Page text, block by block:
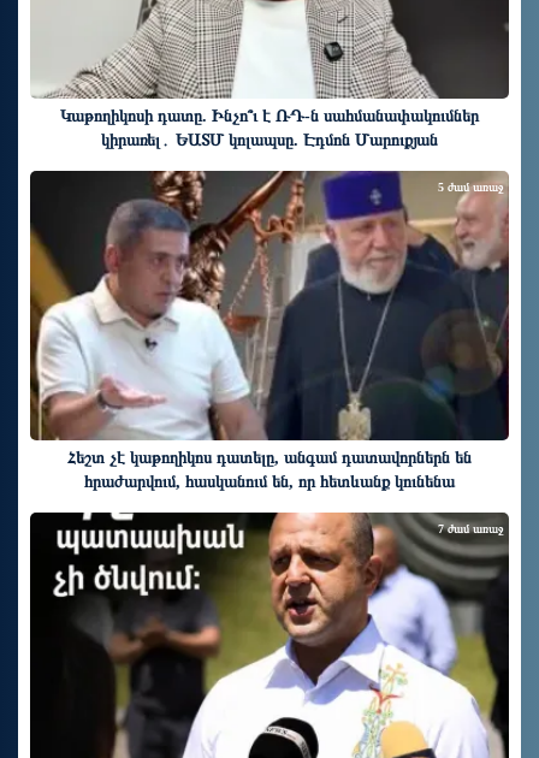
Կաթողիկոսի դատը. Ինչո՞ւ է ՌԴ-ն սահմանափակումներ
կիրառել․ ԵԱՏՄ կոլապսը. Էդմոն Մարուքյան
Հեշտ չէ կաթողիկոս դատելը, անգամ դատավորներն են
հրաժարվում, հասկանում են, որ հետևանք կունենա
5 ժամ առաջ
7 ժամ առաջ